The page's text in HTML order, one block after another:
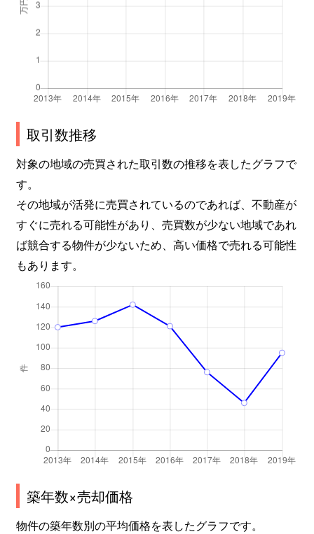
取引数推移
対象の地域の売買された取引数の推移を表したグラフで
す。
その地域が活発に売買されているのであれば、不動産が
すぐに売れる可能性があり、売買数が少ない地域であれ
ば競合する物件が少ないため、高い価格で売れる可能性
もあります。
築年数×売却価格
物件の築年数別の平均価格を表したグラフです。